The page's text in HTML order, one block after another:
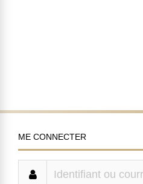
ME CONNECTER